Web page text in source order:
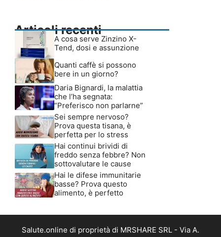
Articoli recenti
A cosa serve Zinzino X-
Tend, dosi e assunzione
Quanti caffè si possono
bere in un giorno?
Daria Bignardi, la malattia
che l’ha segnata:
“Preferisco non parlarne”
Sei sempre nervoso?
Prova questa tisana, è
perfetta per lo stress
Hai continui brividi di
freddo senza febbre? Non
sottovalutare le cause
Hai le difese immunitarie
basse? Prova questo
alimento, è perfetto
Salute.online di proprietà di MRSHARE SRL - Via A.